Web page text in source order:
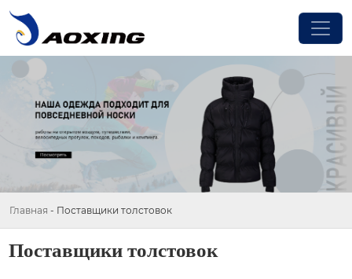
Главная - Поставщики толстовок
Поставщики толстовок